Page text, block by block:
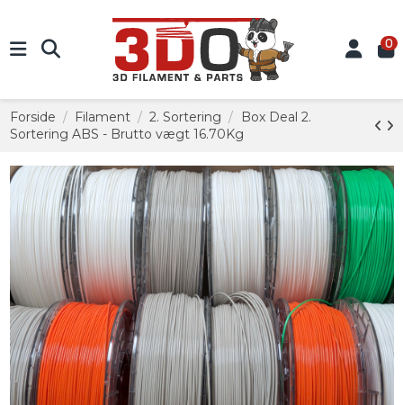
0
Forside Filament 2. Sortering
Box Deal 2.
Sortering ABS - Brutto vægt 16.70Kg